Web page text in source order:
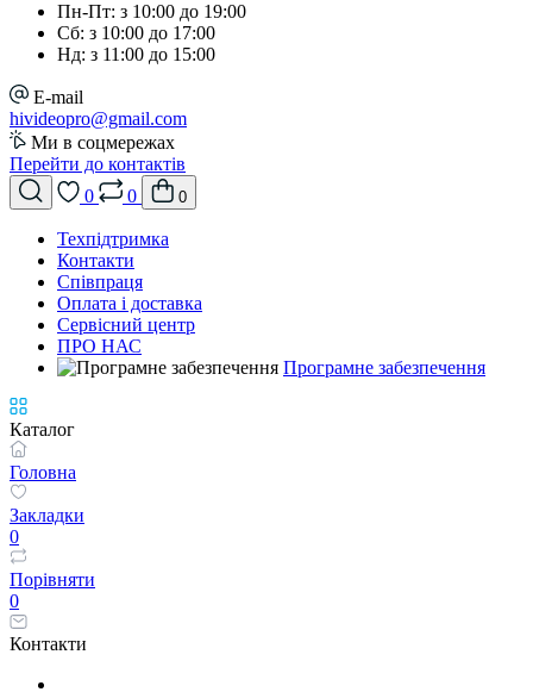
Пн-Пт: з 10:00 до 19:00
Сб: з 10:00 до 17:00
Нд: з 11:00 до 15:00
E-mail
hivideopro@gmail.com
Ми в соцмережах
Перейти до контактів
0
0 0
Техпідтримка
Контакти
Співпраця
Оплата і доставка
Сервісний центр
ПРО НАС
Програмне забезпечення
Каталог
Головна
Закладки
0
Порівняти
0
Контакти